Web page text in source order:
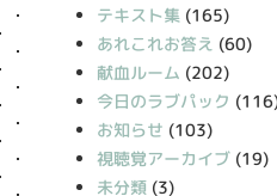
テキスト集 (165)
あれこれお答え (60)
献血ルーム (202)
今日のラブパック
お知らせ (103)
視聴覚アーカイブ (19)
未分類 (3)